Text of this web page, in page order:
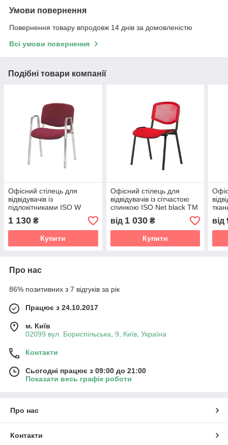
Умови повернення
Повернення товару впродовж 14 днів за домовленістю
Всі умови повернення
Подібні товари компанії
Офісний стілець для
відвідувачів із
підлокітниками ISO W
chrome ТМ Новий Стиль
1 130 ₴
Купити
Офісний стілець для
відвідувачів із сітчастою
спинкою ISO Net black ТМ
Новий Стиль
від 1 030₴
Купити
від
Про нас
86% позитивних з 7 відгуків за рік
Працює з 24.10.2017
м. Київ
02099 вул. Бориспільська, 9, Київ, Україна
Контакти
Сьогодні працює з 09:00 до 21:00
Показати весь графік роботи
Про нас
Контакти